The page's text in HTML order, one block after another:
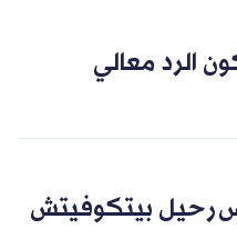
الرد معالي
رحيل بيتكوفيتش